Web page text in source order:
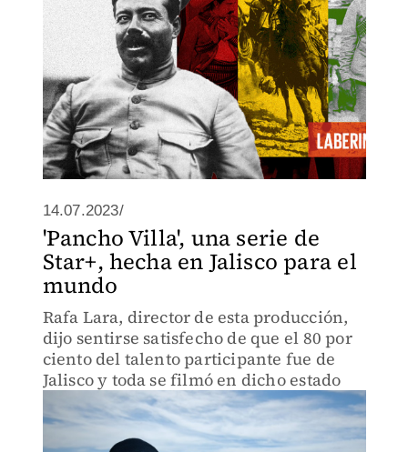
14.07.2023/
'Pancho Villa', una serie de
Star+, hecha en Jalisco para el
mundo
Rafa Lara, director de esta producción,
dijo sentirse satisfecho de que el 80 por
ciento del talento participante fue de
Jalisco y toda se filmó en dicho estado